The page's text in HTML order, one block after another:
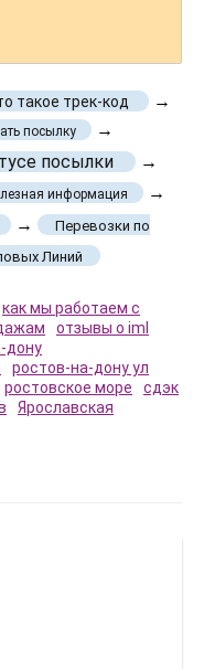
такое трек-код →
посылку
→
посылки
→
информация
→
→
Перевозки по
Линий
как мы работаем с
отзывы о iml
дону
ростов-на-дону ул
ростовское море
сдэк
Ярославская